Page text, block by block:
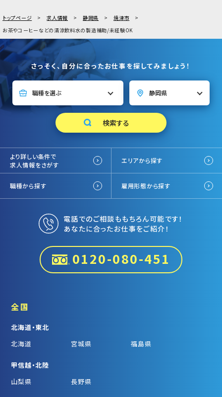
トップページ 求人情報 静岡県
焼津市
お茶やコーヒーなどの清涼飲料水の製造補助/未経験OK
さっそく、自分に合ったお仕事を探してみましょう！
より詳しい条件で
求人情報をさがす
エリアから探す
職種から探す 雇用形態から探す
電話でのご相談ももちろん可能です！
あなたに合ったお仕事をご紹介！
0120-080-451
全国
北海道・東北
北海道
宮城県 福島県
甲信越・北陸
山梨県
長野県